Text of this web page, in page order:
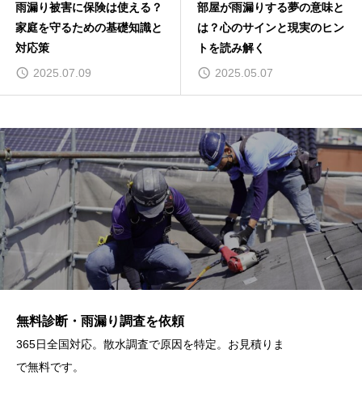
雨漏り被害に保険は使える？
家庭を守るための基礎知識と
対応策
2025.07.09
部屋が雨漏りする夢の意味と
は？心のサインと現実のヒン
トを読み解く
2025.05.07
無料診断・雨漏り調査を依頼
365日全国対応。散水調査で原因を特定。お見積りま
で無料です。